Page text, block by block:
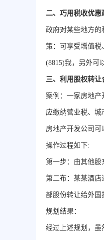
二、巧用税收优惠
政府对某些地方的
策：可享受增值税
(8815)我，另外可
三、利用股权转让
案例：一家房地产
应缴纳营业税、城
房地产开发公司
操作过程如下:
第一步：由其他股
第二布：某某酒店
部股份转让给外国
规划结果：
经过上述规划，虽